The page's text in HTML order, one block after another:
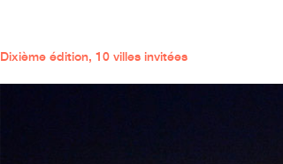
Dixième édition, 10 villes invitées